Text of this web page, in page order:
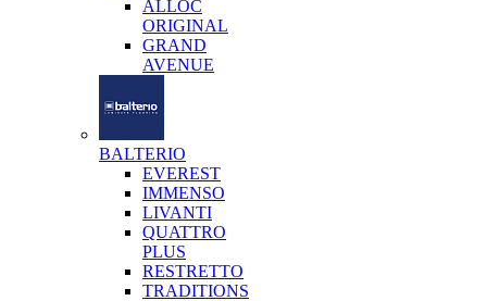
ALLOC
ORIGINAL
GRAND
AVENUE
BALTERIO
EVEREST
IMMENSO
LIVANTI
QUATTRO
PLUS
RESTRETTO
TRADITIONS